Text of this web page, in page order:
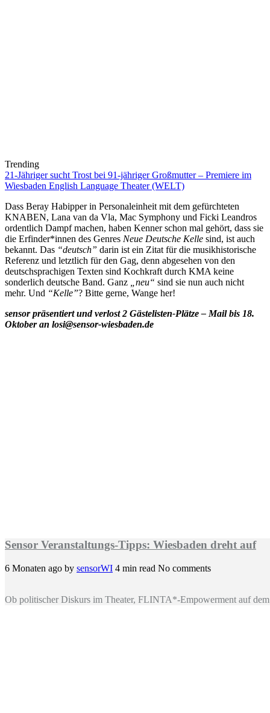
Trending
21-Jähriger sucht Trost bei 91-jähriger Großmutter – Premiere im
Wiesbaden English Language Theater (WELT)
Dass Beray Habipper in Personaleinheit mit dem gefürchteten
KNABEN, Lana van da Vla, Mac Symphony und Ficki Leandros
ordentlich Dampf machen, haben Kenner schon mal gehört, dass sie
die Erfinder*innen des Genres Neue Deutsche Kelle sind, ist auch
bekannt. Das “deutsch” darin ist ein Zitat für die musikhistorische
Referenz und letztlich für den Gag, denn abgesehen von den
deutschsprachigen Texten sind Kochkraft durch KMA keine
sonderlich deutsche Band. Ganz
„neu“ sind sie nun auch nicht
mehr. Und “Kelle”? Bitte gerne, Wange her!
sensor präsentiert und verlost 2 Gästelisten-Plätze – Mail bis 18.
Oktober an losi@sensor-wiesbaden.de
Sensor Veranstaltungs-Tipps: Wiesbaden dreht auf
6 Monaten ago by sensorWI 4 min read No comments
Ob politischer Diskurs im Theater, FLINTA*-Empowerment auf